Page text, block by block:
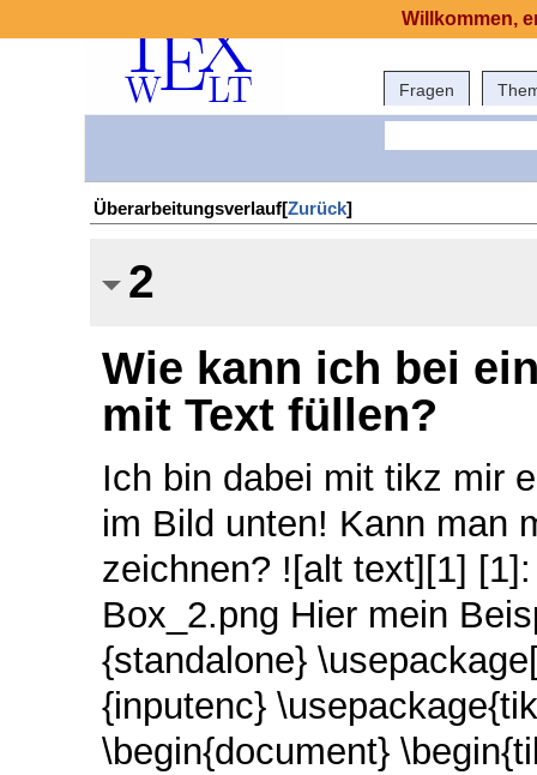
Fragen
Überarbeitungsverlauf[Zurück]
2
Wie kann ich bei
mit Text füllen?
Ich bin dabei mit tikz mir
im Bild unten! Kann man
zeichnen? ![alt text][1]
Box_2.png Hier mein
{standalone}
{inputenc}
\begin{document}
Willkommen,